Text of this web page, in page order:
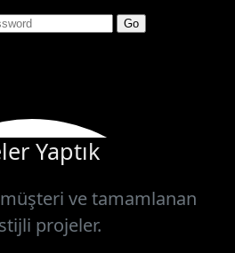
Yaptık
ve tamamlanan
projeler.